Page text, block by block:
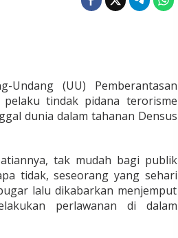
Undang (UU) Pemberantasan
tindak pidana terorisme
dunia dalam tahanan Densus
tak mudah bagi publik
tidak, seseorang yang sehari
lalu dikabarkan menjemput
perlawanan di dalam